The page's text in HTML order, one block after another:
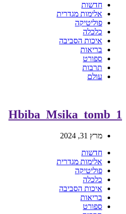
חדשות
אלימות מגדרית
פוליטיקה
כלכלה
איכות הסביבה
בריאות
ספורט
תרבות
עולם
Hbiba_Msika_tomb_1
מרץ 31, 2024
חדשות
אלימות מגדרית
פוליטיקה
כלכלה
איכות הסביבה
בריאות
ספורט